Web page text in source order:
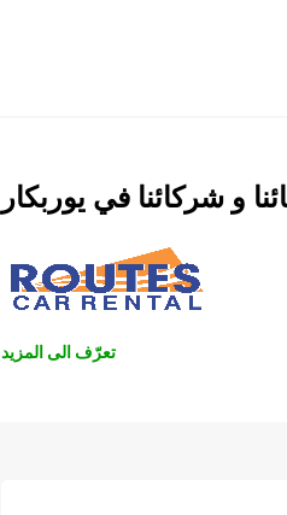
و شركائنا في يوربكار
تعرّف الى المزيد